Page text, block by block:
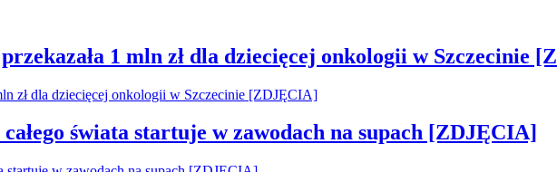
1 mln zł dla dziecięcej onkologii w Szczecinie
świata startuje w zawodach na supach [ZDJĘCIA]